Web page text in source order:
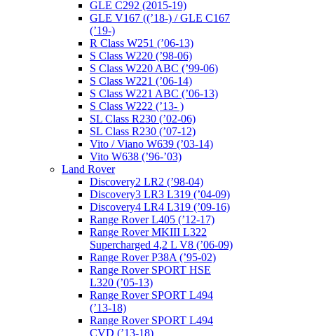
GLE C292 (2015-19)
GLE V167 ((’18-) / GLE C167
(’19-)
R Class W251 (’06-13)
S Class W220 (’98-06)
S Class W220 ABC (’99-06)
S Class W221 (’06-14)
S Class W221 ABC (’06-13)
S Class W222 (’13- )
SL Class R230 (’02-06)
SL Class R230 (’07-12)
Vito / Viano W639 (’03-14)
Vito W638 (’96-’03)
Land Rover
Discovery2 LR2 (’98-04)
Discovery3 LR3 L319 (’04-09)
Discovery4 LR4 L319 (’09-16)
Range Rover L405 (’12-17)
Range Rover MKIII L322
Supercharged 4,2 L V8 (’06-09)
Range Rover P38A (’95-02)
Range Rover SPORT HSE
L320 (’05-13)
Range Rover SPORT L494
(’13-18)
Range Rover SPORT L494
CVD (’13-18)